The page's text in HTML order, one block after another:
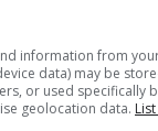
politicii noastre de
serviciilor
termenii și condițiile
information from
data) may be
or used specifically
geolocation data.